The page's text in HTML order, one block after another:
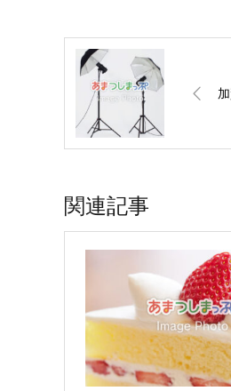
関連記事